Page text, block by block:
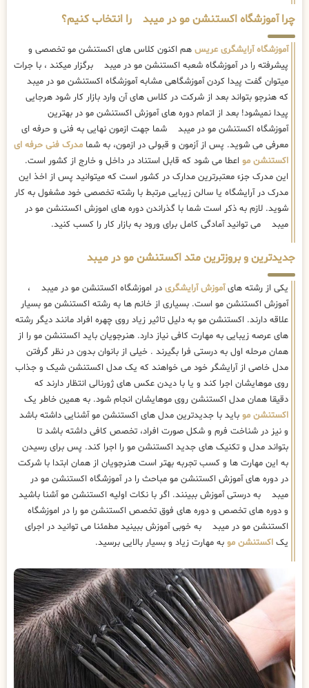
چرا آموزشگاه اکستنشن مو در میبد را انتخاب کنیم؟
آموزشگاه آرایشگری عریس هم اکنون کلاس های اکستنشن مو تخصصی و
پیشرفته را در آموزشگاه شعبه اکستنشن مو در میبد برگزار میکند ، با جرات
میتوان گفت پیدا کردن آموزشگاهی مشابه آموزشگاه اکستنشن مو در میبد
که هنرجو بتواند بعد از شرکت در کلاس های آن وارد بازار کار شود هرجایی
پیدا نمیشود! بعد از اتمام دوره های آموزش اکستنشن مو در بهترین
آموزشگاه اکستنشن مو در میبد شما جهت ازمون نهایی به فنی و حرفه ای
معرفی می شوید. پس از آزمون و قبولی در ازمون، به شما مدرک فنی حرفه ای
اکستنشن مو اعطا می شود که قابل استناد در داخل و خارج از کشور است.
این مدرک جزء معتبرترین مدارک در کشور است که میتوانید پس از اخذ این
مدرک در آرایشگاه یا سالن زیبایی مرتبط با رشته تخصصی خود مشغول به کار
شوید. لازم به ذکر است شما با گذراندن دوره های اموزش اکستنشن مو در
میبد می توانید آمادگی کامل برای ورود به بازار کار را کسب کنید.
جدیدترین و بروزترین متد اکستنشن مو در میبد
یکی از رشته هایآموزش آرایشگری در اموزشگاه اکستنشن مو در میبد ،
آموزش اکستنشن مو است. بسیاری از خانم ها به رشته اکستنشن مو بسیار
علاقه دارند. اکستنشن مو به دلیل تاثیر زیاد روی چهره افراد مانند دیگر رشته
های عرصه زیبایی به مهارت کافی نیاز دارد. هنرجویان باید اکستنشن مو را از
همان مرحله اول به درستی فرا بگیرند . خیلی از بانوان بدون در نظر گرفتن
مدل خاصی از آرایشگر خود می خواهند که یک مدل اکستنشن شیک و جذاب
روی موهایشان اجرا کند و یا با دیدن عکس های ژورنالی انتظار دارند که
دقیقا همان مدل اکستنشن روی موهایشان انجام شود. به همین خاطر یک
اکستنشن مو باید با جدیدترین مدل های اکستنشن مو آشنایی داشته باشد
و نیز در شناخت فرم و شکل صورت افراد، تخصص کافی داشته باشد تا
بتواند مدل و تکنیک های جدید اکستنشن مو را اجرا کند. پس برای رسیدن
به این مهارت ها و کسب تجربه بهتر است هنرجویان از همان ابتدا با شرکت
در دوره های آموزش اکستنشن مو مباحث را در آموزشگاه اکستنشن مو در
میبد به درستی آموزش ببینند. اگر با نکات اولیه اکستنشن مو آشنا باشید
و دوره های تخصص و دوره های فوق تخصص اکستنشن مو را در اموزشگاه
اکستنشن مو در میبد به خوبی آموزش ببینید مطمئنا می توانید در اجرای
یک اکستنشن مو به مهارت زیاد و بسیار بالایی برسید.